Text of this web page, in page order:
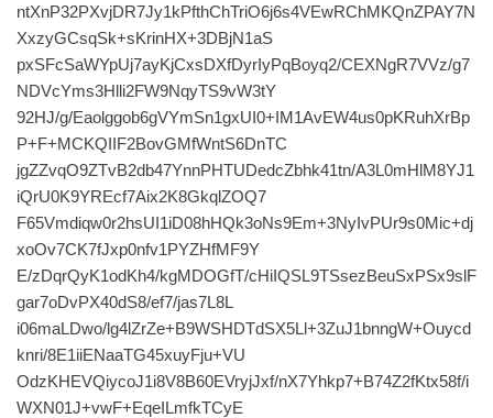
ntXnP32PXvjDR7Jy1kPfthChTriO6j6s4VEwRChMKQnZPAY7N
XxzyGCsqSk+sKrinHX+3DBjN1aS
pxSFcSaWYpUj7ayKjCxsDXfDyrIyPqBoyq2/CEXNgR7VVz/g7
NDVcYms3Hlli2FW9NqyTS9vW3tY
92HJ/g/Eaolggob6gVYmSn1gxUI0+IM1AvEW4us0pKRuhXrBp
P+F+MCKQIIF2BovGMfWntS6DnTC
jgZZvqO9ZTvB2db47YnnPHTUDedcZbhk41tn/A3L0mHlM8YJ1
iQrU0K9YREcf7Aix2K8GkqlZOQ7
F65Vmdiqw0r2hsUI1iD08hHQk3oNs9Em+3NyIvPUr9s0Mic+dj
xoOv7CK7fJxp0nfv1PYZHfMF9Y
E/zDqrQyK1odKh4/kgMDOGfT/cHiIQSL9TSsezBeuSxPSx9slF
gar7oDvPX40dS8/ef7/jas7L8L
i06maLDwo/lg4lZrZe+B9WSHDTdSX5Ll+3ZuJ1bnngW+Ouycd
knri/8E1iiENaaTG45xuyFju+VU
OdzKHEVQiycoJ1i8V8B60EVryjJxf/nX7Yhkp7+B74Z2fKtx58f/i
WXN01J+vwF+EqeILmfkTCyE